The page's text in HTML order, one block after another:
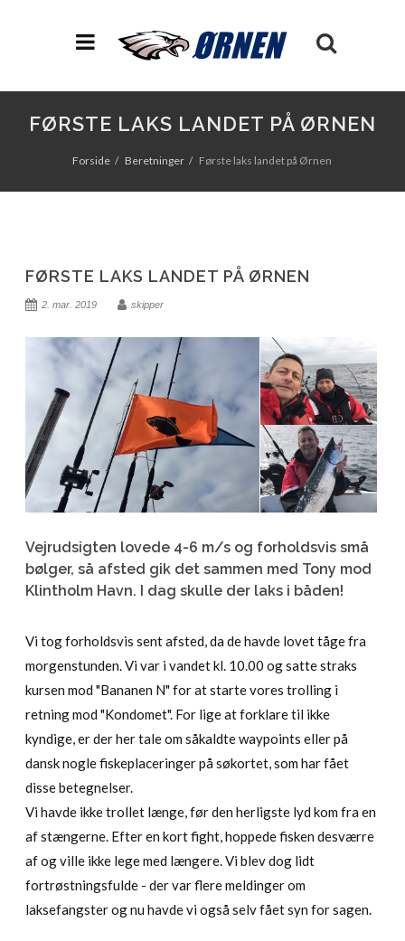
FØRSTE LAKS LANDET PÅ ØRNEN
Forside Beretninger Første laks landet på Ørnen
FØRSTE LAKS LANDET PÅ ØRNEN
2. mar. 2019 skipper
Vejrudsigten lovede 4-6 m/s og forholdsvis små
bølger, så afsted gik det sammen med Tony mod
Klintholm Havn. I dag skulle der laks i båden!
Vi tog forholdsvis sent afsted, da de havde lovet tåge fra
morgenstunden. Vi var i vandet kl. 10.00 og satte straks
kursen mod "Bananen N" for at starte vores trolling i
retning mod "Kondomet". For lige at forklare til ikke
kyndige, er der her tale om såkaldte waypoints eller på
dansk nogle fiskeplaceringer på søkortet, som har fået
disse betegnelser.
Vi havde ikke trollet længe, før den herligste lyd kom fra en
af stængerne. Efter en kort fight, hoppede fisken desværre
af og ville ikke lege med længere. Vi blev dog lidt
fortrøstningsfulde - der var flere meldinger om
laksefangster og nu havde vi også selv fået syn for sagen.